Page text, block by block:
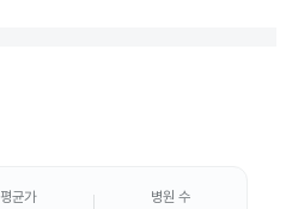
평균가 병원 수